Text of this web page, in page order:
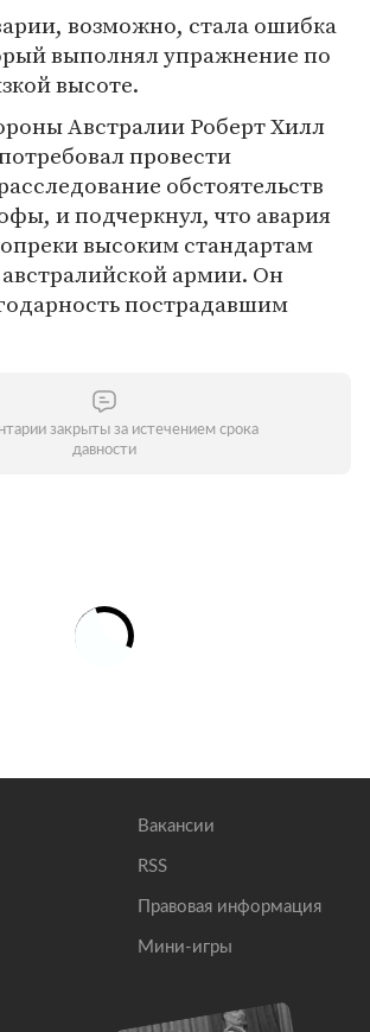
возможно, стала ошибка
выполнял упражнение по
высоте.
Австралии Роберт Хилл
провести
обстоятельств
и подчеркнул, что авария
высоким стандартам
армии. Он
пострадавшим
закрыты за истечением срока
давности
Вакансии
RSS
Правовая информация
Мини-игры